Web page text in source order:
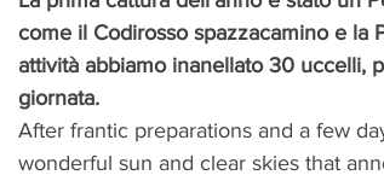
come il Codirosso spazzacamino e la
attività abbiamo inanellato 30 uccelli,
giornata.
After frantic preparations and a few
wonderful sun and clear skies that